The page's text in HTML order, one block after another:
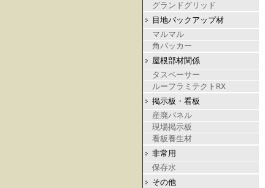
グランドグリッド
目地バックアップ材
マルマル
角バッカー
屋根部材関係
タスペーサー
ルーフラミテクトRX
掲示板・看板
産廃パネル
現場掲示板
看板養生材
非常用
保存水
その他